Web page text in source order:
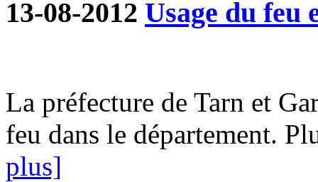
13-08-2012 Usage du feu
La préfecture de Tarn et
feu dans le département.
plus]